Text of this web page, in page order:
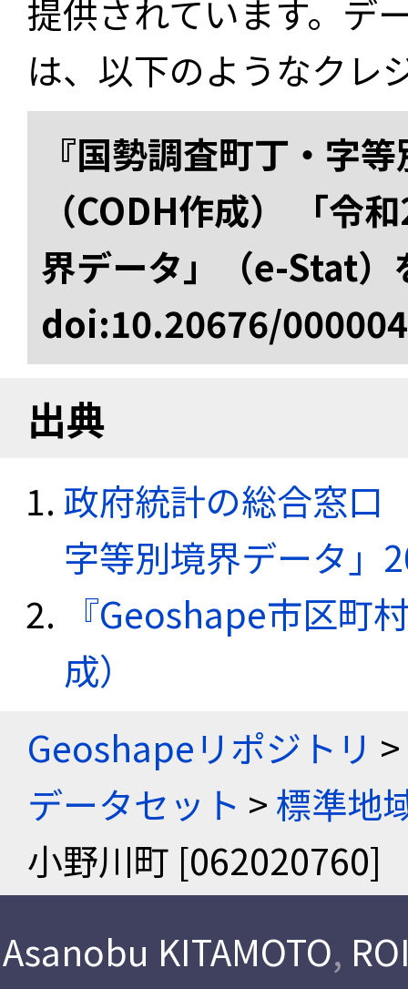
提供されています。デ
は、以下のようなクレ
『国勢調査町丁・字
（CODH作成） 「令
界データ」（e-Stat）
doi:10.20676/
出典
政府統計の総合窓口
字等別境界データ」
『Geoshape市区町
成）
Geoshapeリポジトリ >
データセット >標準地
小野川町 [062020760]
Asanobu KITAMOTO,